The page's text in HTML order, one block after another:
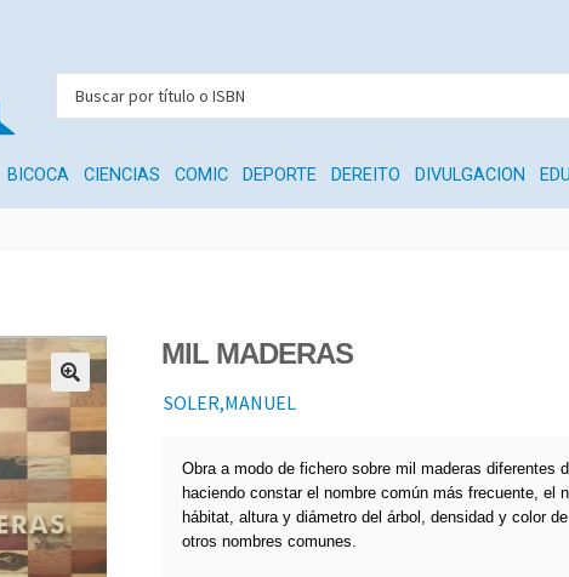
BICOCA CIENCIAS COMIC DEPORTE DEREITO DIVULGACION
MIL MADERAS
SOLER,MANUEL
Obra a modo de fichero sobre mil maderas diferentes
haciendo constar el nombre común más frecuente, el
hábitat, altura y diámetro del árbol, densidad y color
otros nombres comunes.